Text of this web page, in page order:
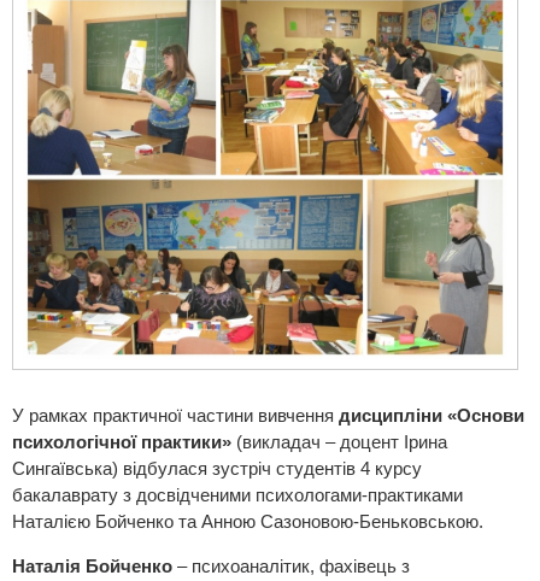
У рамках практичної частини вивчення дисципліни «Основи
психологічної практики» (викладач – доцент Ірина
Сингаївська) відбулася зустріч студентів 4 курсу
бакалаврату з досвідченими психологами-практиками
Наталією Бойченко та Анною Сазоновою-Беньковською.
Наталія Бойченко – психоаналітик, фахівець з